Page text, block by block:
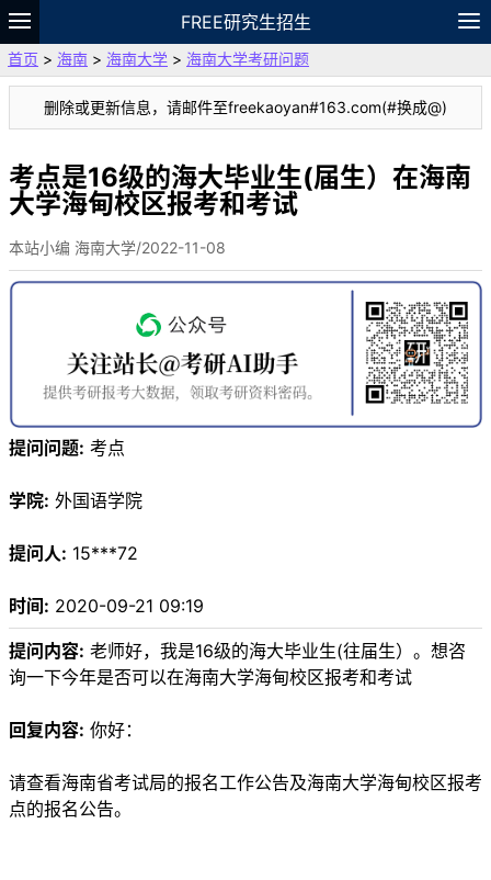
FREE研究生招生
题库
故事 专题 APP 笔记
VIP
资料
首页 > 海南 > 海南大学 > 海南大学考研问题
删除或更新信息，请邮件至freekaoyan#163.com(#换成@)
考点是16级的海大毕业生(届生）在海南
大学海甸校区报考和考试
本站小编 海南大学/2022-11-08
提问问题: 考点
学院: 外国语学院
提问人: 15***72
时间: 2020-09-21 09:19
提问内容: 老师好，我是16级的海大毕业生(往届生）。想咨
询一下今年是否可以在海南大学海甸校区报考和考试
回复内容: 你好：
请查看海南省考试局的报名工作公告及海南大学海甸校区报考
点的报名公告。